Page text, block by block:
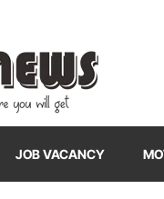
will get"
JOB VACANCY